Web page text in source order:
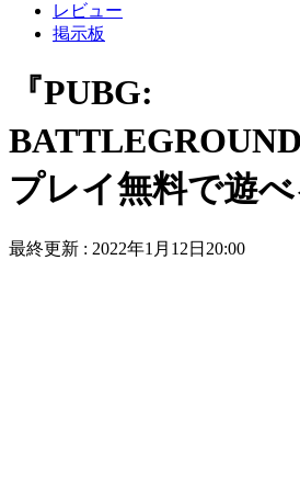
レビュー
掲示板
『PUBG:
プレイ無料で遊べ
最終更新 : 2022年1月12日20:00